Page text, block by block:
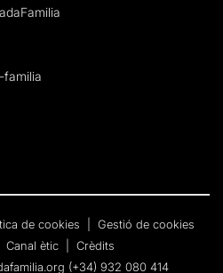
familia
de cookies
Gestió de cookies
Canal ètic
Crèdits
(+34) 932 080 414